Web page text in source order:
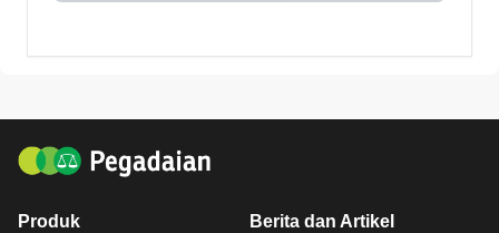
Produk
Berita dan Artikel